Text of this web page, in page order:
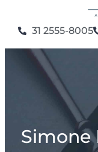
31 2555-8005
Simone